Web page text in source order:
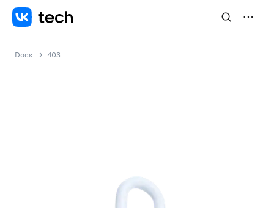
Docs 403